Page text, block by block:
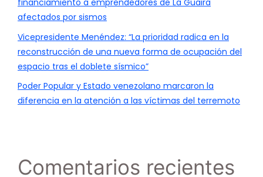
financiamiento a emprendedores de La Guaira
afectados por sismos
Vicepresidente Menéndez: “La prioridad radica en la
reconstrucción de una nueva forma de ocupación del
espacio tras el doblete sísmico”
Poder Popular y Estado venezolano marcaron la
diferencia en la atención a las víctimas del terremoto
Comentarios recientes